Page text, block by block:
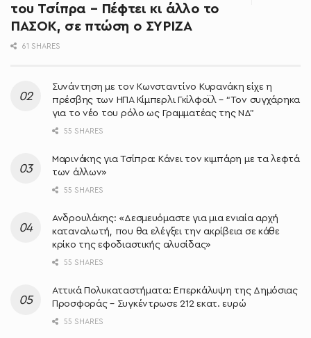
του Τσίπρα – Πέφτει κι άλλο το
ΠΑΣΟΚ, σε πτώση ο ΣΥΡΙΖΑ
61 SHARES
Συνάντηση με τον Κωνσταντίνο Κυρανάκη είχε η
πρέσβης των ΗΠΑ Κίμπερλι Γκίλφοϊλ – “Τον συγχάρηκα
για το νέο του ρόλο ως Γραμματέας της ΝΔ”
55 SHARES
Μαρινάκης για Τσίπρα: Κάνει τον κιμπάρη με τα λεφτά
των άλλων»
55 SHARES
Ανδρουλάκης: «Δεσμευόμαστε για μια ενιαία αρχή
καταναλωτή, που θα ελέγξει την ακρίβεια σε κάθε
κρίκο της εφοδιαστικής αλυσίδας»
55 SHARES
Αττικά Πολυκαταστήματα: Επερκάλυψη της Δημόσιας
Προσφοράς – Συγκέντρωσε 212 εκατ. ευρώ
55 SHARES